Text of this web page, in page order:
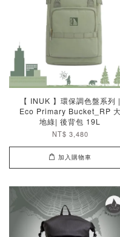
【 INUK 】環保調色盤系列 |
Eco Primary Bucket_RP 大
地綠| 後背包 19L
NT$ 3,480
加入購物車